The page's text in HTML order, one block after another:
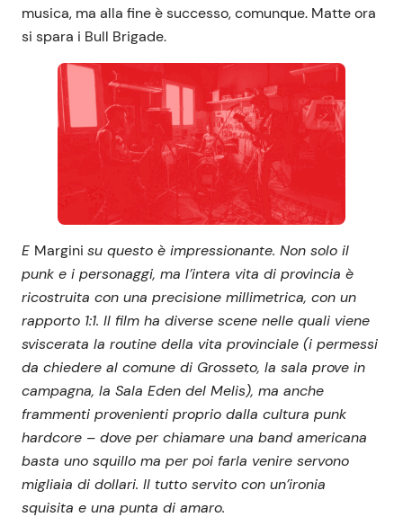
musica, ma alla fine è successo, comunque. Matte ora
si spara i Bull Brigade.
E Margini su questo è impressionante. Non solo il
punk e i personaggi, ma l’intera vita di provincia è
ricostruita con una precisione millimetrica, con un
rapporto 1:1. Il film ha diverse scene nelle quali viene
sviscerata la routine della vita provinciale (i permessi
da chiedere al comune di Grosseto, la sala prove in
campagna, la Sala Eden del Melis), ma anche
frammenti provenienti proprio dalla cultura punk
hardcore – dove per chiamare una band americana
basta uno squillo ma per poi farla venire servono
migliaia di dollari. Il tutto servito con un’ironia
squisita e una punta di amaro.